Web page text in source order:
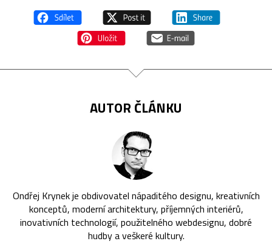
AUTOR ČLÁNKU
Ondřej Krynek je obdivovatel nápaditého designu, kreativních
konceptů, moderní architektury, příjemných interiérů,
inovativních technologií, použitelného webdesignu, dobré
hudby a veškeré kultury.